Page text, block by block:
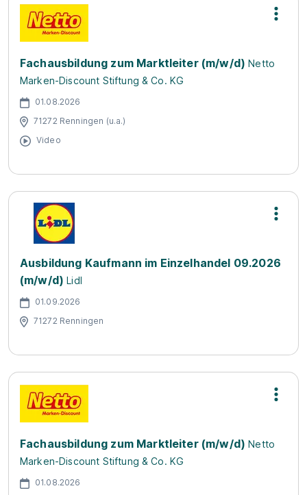
Fachausbildung zum Marktleiter (m/w/d) Netto
Marken-Discount Stiftung & Co. KG
01.08.2026
71272 Renningen (u.a.)
Video
Ausbildung Kaufmann im Einzelhandel 09.2026
(m/w/d) Lidl
01.09.2026
71272 Renningen
Fachausbildung zum Marktleiter (m/w/d) Netto
Marken-Discount Stiftung & Co. KG
01.08.2026